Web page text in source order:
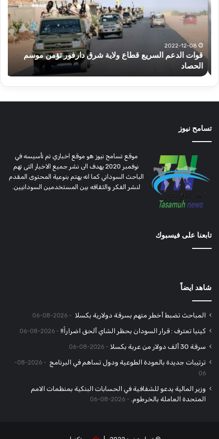
قطاع
ولاية
تؤمن
موسم
الحصاد
2022-12-08
قوات الدعم السريع قطاع ولاية شرق دارفور تؤمن موسم
الحصاد
تسامح نيوز
موقع تسامح نيوز هو موقع اخباري تم تأسيسه في
نوفمبر 2020 يهدف الى نشر جميع الاخبار التى تهم
الباحث السوداني كما انه يهتم بنوعية المحتوى المقدم
لنشر الفكر والثقافه بين المستخدمين السودانيين.
تابعنا على فيسبوك
شاهد ايضاً
المباحث تضبط أخطر متهم بسرقة دولارية بكسلا 2026-08-06
كينيا تعترف : قرار السودان بحظر الشاي ألحق اضراراً!! 2026-08-06
سرقة 30 ألف دولار من عربة بكسلا 2026-08-06
ترتيبات جديدة بالعودة الطوعية ودول تساهم في البرنامج
2026-08-
06
وزير المالية يدعو للشفافية في الحسابات البنكية بمنظمات الامم
المتحدة العاملة بالخرطوم.
2026-08-06